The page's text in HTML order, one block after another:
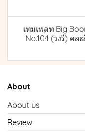
เทมเพลท Big
No.104 (วงรี) คละ
About
About us
Review